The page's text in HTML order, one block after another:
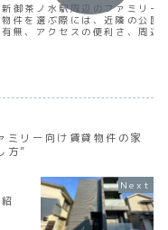
新御茶ノ水駅周辺のファミリー
物件を選ぶ際には、近隣の公園
有無、アクセスの便利さ、周辺
い
ミリー向け賃貸物件の家
方”